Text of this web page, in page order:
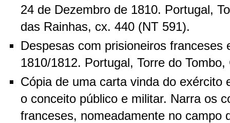
24 de Dezembro de 1810. Portugal,
das Rainhas, cx. 440 (NT 591).
Despesas com prisioneiros franceses
1810/1812. Portugal, Torre do
Cópia de uma carta vinda do exército
o conceito público e militar. Narra os
franceses, nomeadamente no campo